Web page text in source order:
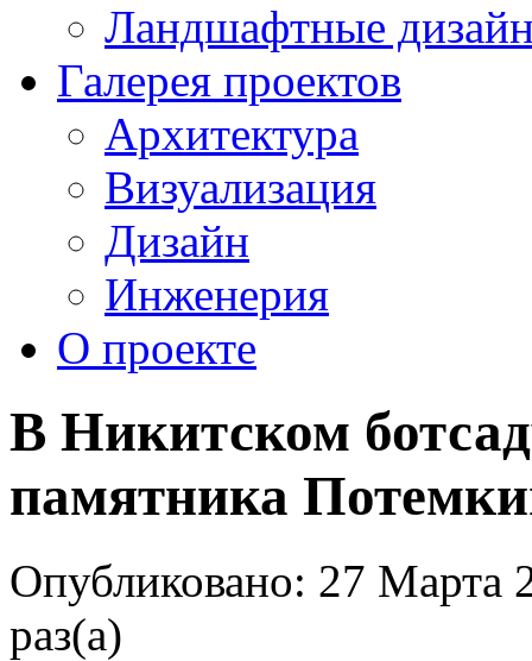
Ландшафтные
Галерея проектов
Архитектура
Визуализация
Дизайн
Инженерия
О проекте
В Никитском
памятника
Опубликовано: 27 Марта
раз(а)